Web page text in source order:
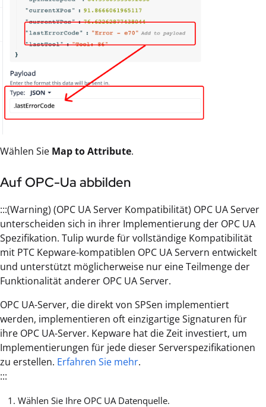
Wählen Sie Map to Attribute.
Auf OPC-Ua abbilden
:::(Warning) (OPC UA Server Kompatibilität) OPC UA Server
unterscheiden sich in ihrer Implementierung der OPC UA
Spezifikation. Tulip wurde für vollständige Kompatibilität
mit PTC Kepware-kompatiblen OPC UA Servern entwickelt
und unterstützt möglicherweise nur eine Teilmenge der
Funktionalität anderer OPC UA Server.
OPC UA-Server, die direkt von SPSen implementiert
werden, implementieren oft einzigartige Signaturen für
ihre OPC UA-Server. Kepware hat die Zeit investiert, um
Implementierungen für jede dieser Serverspezifikationen
zu erstellen. Erfahren Sie mehr.
:::
Wählen Sie Ihre OPC UA Datenquelle.